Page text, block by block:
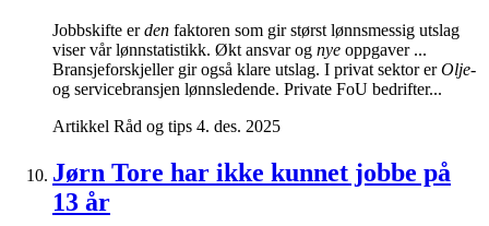
Jobbskifte erden faktoren som gir størst lønnsmessig utslag
viser vår lønnstatistikk. Økt ansvar og nye oppgaver ...
Bransjeforskjeller gir også klare utslag. I privat sektor erOlje-
og servicebransjen lønnsledende. Private FoU bedrifter...
Artikkel Råd og tips 4. des. 2025
Jørn Tore har ikke kunnet jobbe på
13 år